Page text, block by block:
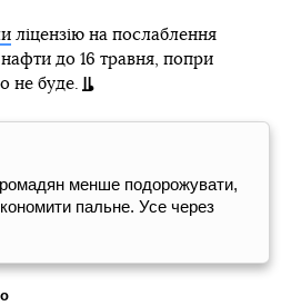
ліцензію на послаблення
нафти до 16 травня, попри
не буде.
менше подорожувати,
пальне. Усе через